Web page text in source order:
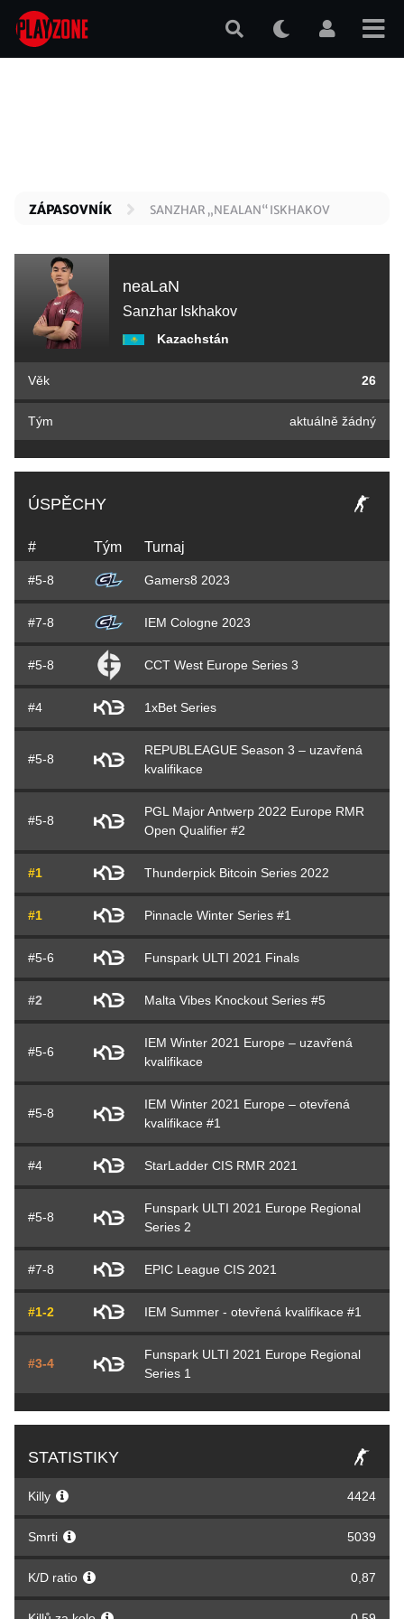
Přejít
hlavnímu
ZÁPASOVNÍK SANZHAR „NEALAN“ ISKHAKOV
neaLaN
Sanzhar Iskhakov
Kazachstán
Věk 26
Tým aktuálně žádný
ÚSPĚCHY
# Tým Turnaj
#5-8 Gamers8 2023
#7-8 IEM Cologne 2023
#5-8 CCT West Europe Series 3
#4 1xBet Series
#5-8
REPUBLEAGUE Season 3 – uzavřená
kvalifikace
#5-8
PGL Major Antwerp 2022 Europe RMR
Open Qualifier #2
#1 Thunderpick Bitcoin Series 2022
#1 Pinnacle Winter Series #1
#5-6 Funspark ULTI 2021 Finals
#2 Malta Vibes Knockout Series #5
#5-6
IEM Winter 2021 Europe – uzavřená
kvalifikace
#5-8
IEM Winter 2021 Europe – otevřená
kvalifikace #1
#4 StarLadder CIS RMR 2021
#5-8
Funspark ULTI 2021 Europe Regional
Series 2
#7-8 EPIC League CIS 2021
#1-2 IEM Summer - otevřená kvalifikace #1
#3-4
Funspark ULTI 2021 Europe Regional
Series 1
STATISTIKY
Killy 4424
Smrti 5039
K/D ratio 0,87